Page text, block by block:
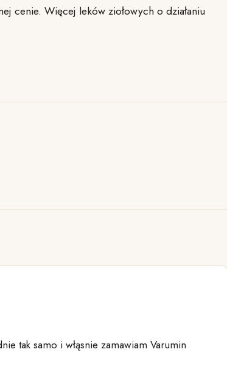
cenie. Więcej leków ziołowych o działaniu
tak samo i włąsnie zamawiam Varumin